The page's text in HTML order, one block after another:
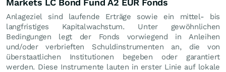
Markets LC Bond Fund A2 EUR Fonds
Anlageziel sind laufende Erträge sowie ein mittel- bis
langfristiges Kapitalwachstum. Unter gewöhnlichen
Bedingungen legt der Fonds vorwiegend in Anleihen
und/oder verbrieften Schuldinstrumenten an, die von
überstaatlichen Institutionen begeben oder garantiert
werden. Diese Instrumente lauten in erster Linie auf lokale